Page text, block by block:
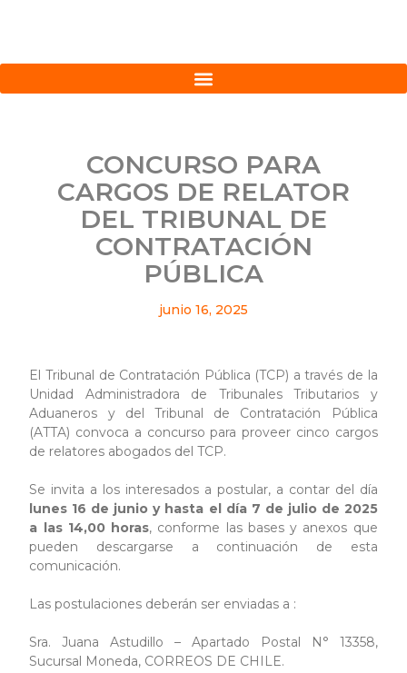
CONCURSO PARA
CARGOS DE RELATOR
DEL TRIBUNAL DE
CONTRATACIÓN
PÚBLICA
junio 16, 2025
El Tribunal de Contratación Pública (TCP) a través de la
Unidad Administradora de Tribunales Tributarios y
Aduaneros y del Tribunal de Contratación Pública
(ATTA) convoca a concurso para proveer cinco cargos
de relatores abogados del TCP.
Se invita a los interesados a postular, a contar del día
lunes 16 de junio y hasta el día 7 de julio de 2025
a las 14,00 horas, conforme las bases y anexos que
pueden descargarse a continuación de esta
comunicación.
Las postulaciones deberán ser enviadas a :
Sra. Juana Astudillo – Apartado Postal N° 13358,
Sucursal Moneda, CORREOS DE CHILE.